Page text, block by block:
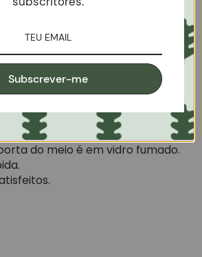
08/06/2025
maciça bonito, grande e de
do meio é em vidro fumado.
Subscrever-me